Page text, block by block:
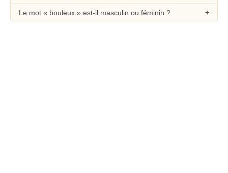
Le mot « bouleux » est-il masculin ou féminin ?